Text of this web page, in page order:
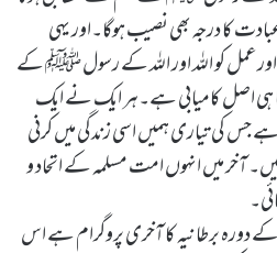
کا درجہ بھی نصیب ہوگا۔اور یہی
اور عمل کو اللہ اور اللہ کے رسول ﷺ کے
ہی اصل کامیابی ہے۔ہر ایک نے ایک
جس کی تیاری ہمیں اسی زندگی میں کرنی
آخر میں انہوں امت مسلمہ کے اتحاد و
دورہ برطانیہ کا آخری پروگرام ہے اس